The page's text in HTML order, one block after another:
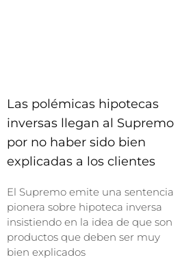
Las polémicas hipotecas
inversas llegan al Supremo
por no haber sido bien
explicadas a los clientes
El Supremo emite una sentencia
pionera sobre hipoteca inversa
insistiendo en la idea de que son
productos que deben ser muy
bien explicados